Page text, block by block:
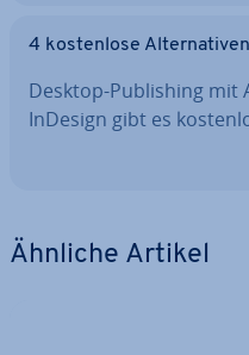
4 kos­ten­lo­se
Desktop-Pu­bli­shing mit
InDesign gibt es
Ähnliche Artikel